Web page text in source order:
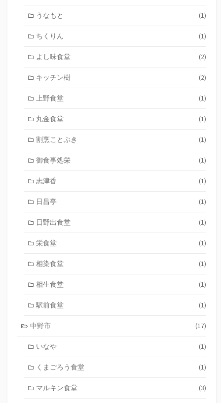
うなもと (1)
ちくりん (1)
よし味食堂 (2)
キッチン樹 (2)
上野食堂 (1)
丸金食堂 (1)
割烹ことぶき (1)
御食事処栄 (1)
志津香 (1)
日昌亭 (1)
日野出食堂 (1)
栄食堂 (1)
相染食堂 (1)
相生食堂 (1)
駅前食堂 (1)
中野市 (17)
いなや (1)
くまごろう食堂 (1)
マルキン食堂 (3)